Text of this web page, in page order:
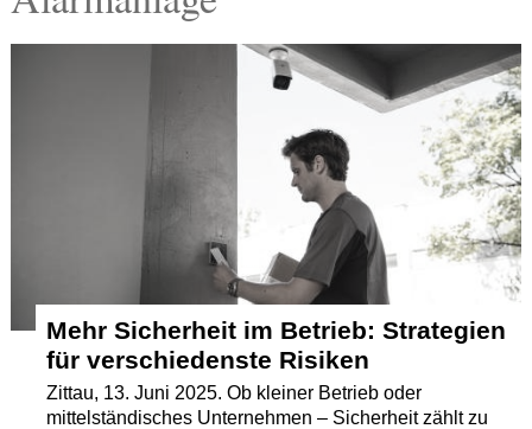
Mehr Sicherheit im Betrieb: Strategien
für verschiedenste Risiken
Zittau, 13. Juni 2025. Ob kleiner Betrieb oder
mittelständisches Unternehmen – Sicherheit zählt zu